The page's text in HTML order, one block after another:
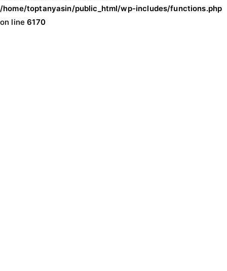
/home/toptanyasin/public_html/wp-includes/functions.php
on line6170